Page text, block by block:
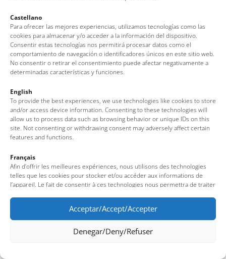
Castellano
Para ofrecer las mejores experiencias, utilizamos tecnologías como las
cookies para almacenar y/o acceder a la información del dispositivo.
Consentir estas tecnologías nos permitirá procesar datos como el
comportamiento de navegación o identificadores únicos en este sitio web.
No consentir o retirar el consentimiento puede afectar negativamente a
determinadas características y funciones.
English
To provide the best experiences, we use technologies like cookies to store
and/or access device information. Consenting to these technologies will
allow us to process data such as browsing behavior or unique IDs on this
site. Not consenting or withdrawing consent may adversely affect certain
features and functions.
Français
Afin d’offrir les meilleures expériences, nous utilisons des technologies
telles que les cookies pour stocker et/ou accéder aux informations de
l’appareil. Le fait de consentir à ces technologies nous permettra de traiter
uniques sur ce site. Le fait de ne pas consentir ou de retirer son
consentement peut avoir un effet négatif sur certaines fonctionnalités et
caractéristiques du site.
Acceptar/Accept/Accepter
Denegar/Deny/Refuser
Tossa de Mar Tourist Office
Av. del Pelegrí, 25 – Edifici La Nau · 17320 – Tossa de Mar
(Girona – Costa Brava)
Tel: + 00 34 972 340 108 · Mail: info@visittossa.com
Legal note·Cookies policy